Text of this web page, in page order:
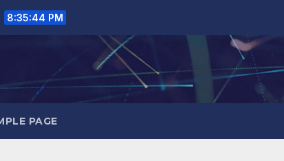
8:35:44 PM
PAGE